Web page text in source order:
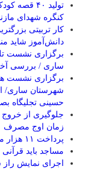
تولید ۴۰
کنگره شهدای
کار تربیتی
دانش‌آموز شاید
برگزاری ‌نشست
ساری / بررسی
برگزاری نشست
شهرستان ساری/
حسینی تجلیگاه
جلوگیری از خروج
زمان اوج مصرف
پرداخت ۱۱ هزار میلیارد ریال از مطالبات گندم کاران مازندرانی
مساجد باید
اجرای نمایش